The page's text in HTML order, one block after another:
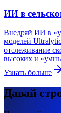
ИИ в
Внедряй ИИ в
моделей
отслеживание
высоких и
Узнать больше
Давай